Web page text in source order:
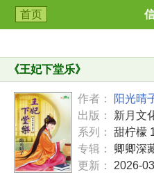
首页
《王妃下堂乐》
作者：
阳光晴
出版：
新月文
系列：
甜柠檬
专辑：
卿卿深
更新：
2026-